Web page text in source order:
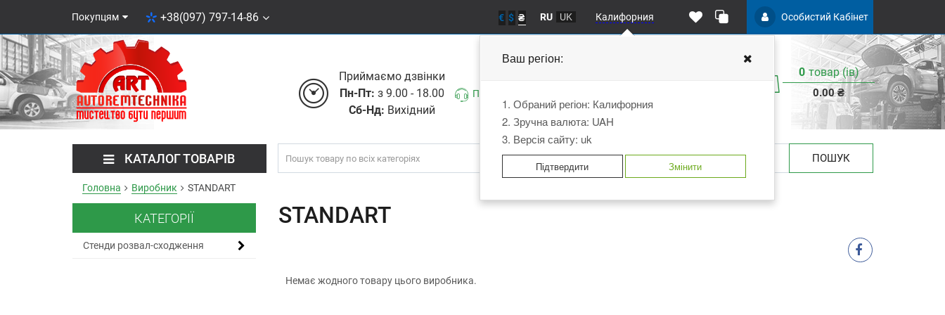
Покупцям +38(097) 797-14-86 € $ ₴ RU UK Калифорния
Ваш регіон:
1. Обраний регіон: Калифорния
2. Зручна валюта: UAH
3. Версія сайту: uk
Підтвердити Змінити
Особистий Кабінет
Приймаємо дзвiнки
Пн-Пт: з 9.00 - 18.00
Сб-Нд: Вихідний
Передзвоніть мені
0 товар (iв)
0.00 ₴
КАТАЛОГ ТОВАРІВ ПОШУК
Головна Виробник STANDART
КАТЕГОРІЇ
Стенди розвал-сходження
STANDART
Немає жодного товару цього виробника.